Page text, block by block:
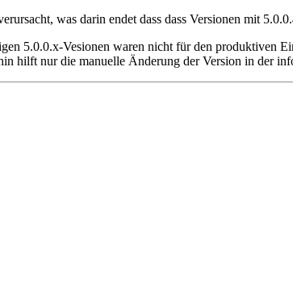
was darin endet dass dass Versionen mit
5.0.0.x-Vesionen waren nicht für den produktiven
hilft nur die manuelle Änderung der Version in der